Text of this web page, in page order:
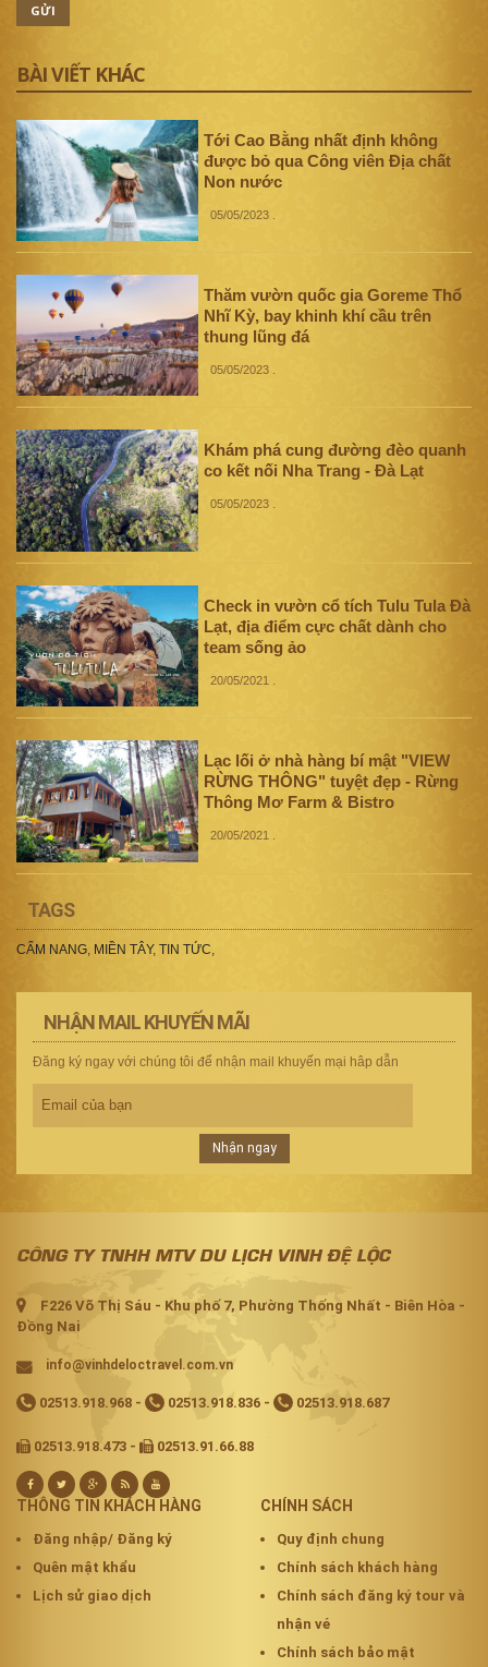
GỬI
BÀI VIẾT KHÁC
Tới Cao Bằng nhất định không
được bỏ qua Công viên Địa chất
Non nước
05/05/2023
Thăm vườn quốc gia Goreme Thổ
Nhĩ Kỳ, bay khinh khí cầu trên
thung lũng đá
05/05/2023
Khám phá cung đường đèo quanh
co kết nối Nha Trang - Đà Lạt
05/05/2023 .
Check in vườn cổ tích Tulu Tula Đà
Lạt, địa điểm cực chất dành cho
team sống ảo
20/05/2021
Lạc lối ở nhà hàng bí mật "VIEW
RỪNG THÔNG" tuyệt đẹp - Rừng
Thông Mơ Farm & Bistro
20/05/2021
TAGS
CẨM NANG, MIỀN TÂY, TIN TỨC,
NHẬN MAIL KHUYẾN MÃI
Đăng ký ngay với chúng tôi để nhận mail khuyến mại hâp dẫn
Nhận ngay
CÔNG TY TNHH MTV DU LỊCH VINH ĐỆ LỘC
F226 Võ Thị Sáu - Khu phố 7, Phường Thống Nhất - Biên Hòa -
Đồng Nai
info@vinhdeloctravel.com.vn
02513.918.968 - 02513.918.836 - 02513.918.687
02513.918.473 - 02513.91.66.88
THÔNG TIN KHÁCH HÀNG
Đăng nhập/ Đăng ký
Quên mật khẩu
Lịch sử giao dịch
CHÍNH SÁCH
Quy định chung
Chính sách khách hàng
Chính sách đăng ký tour và
nhận vé
Chính sách bảo mật